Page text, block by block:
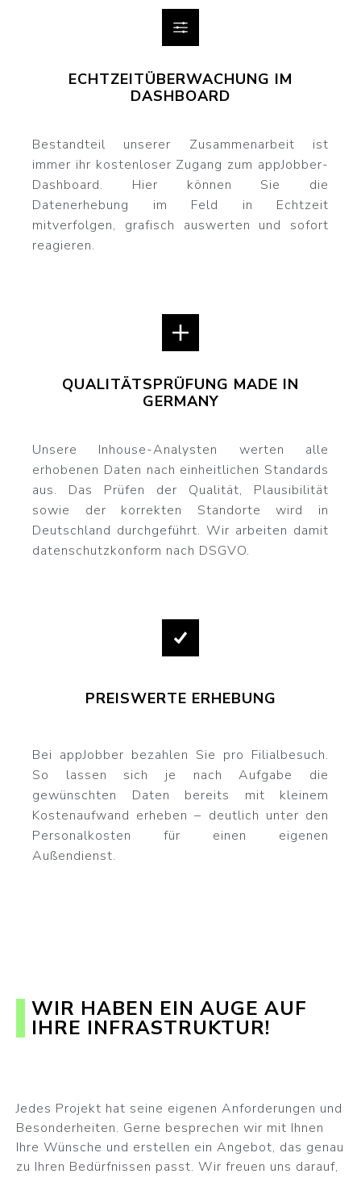
ECHTZEITÜBERWACHUNG IM
DASHBOARD
Bestandteil unserer Zusammenarbeit ist
immer ihr kostenloser Zugang zum appJobber-
Dashboard. Hier können Sie die
Datenerhebung im Feld in Echtzeit
mitverfolgen, grafisch auswerten und sofort
reagieren.
QUALITÄTSPRÜFUNG MADE IN
GERMANY
Unsere Inhouse-Analysten werten alle
erhobenen Daten nach einheitlichen Standards
aus. Das Prüfen der Qualität, Plausibilität
sowie der korrekten Standorte wird in
Deutschland durchgeführt. Wir arbeiten damit
datenschutzkonform nach DSGVO.
PREISWERTE ERHEBUNG
Bei appJobber bezahlen Sie pro Filialbesuch.
So lassen sich je nach Aufgabe die
gewünschten Daten bereits mit kleinem
Kostenaufwand erheben – deutlich unter den
Personalkosten für einen eigenen
Außendienst.
WIR HABEN EIN AUGE AUF
IHRE INFRASTRUKTUR!
Jedes Projekt hat seine eigenen Anforderungen und
Besonderheiten. Gerne besprechen wir mit Ihnen
Ihre Wünsche und erstellen ein Angebot, das genau
zu Ihren Bedürfnissen passt. Wir freuen uns darauf,